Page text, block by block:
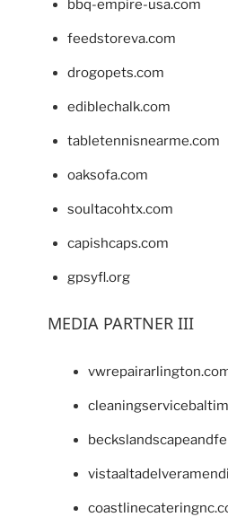
bbq-empire-usa.com
feedstoreva.com
drogopets.com
ediblechalk.com
tabletennisnearme.com
oaksofa.com
soultacohtx.com
capishcaps.com
gpsyfl.org
MEDIA PARTNER III